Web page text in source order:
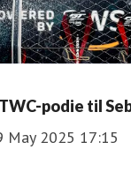
podie til
May 2025 17:15